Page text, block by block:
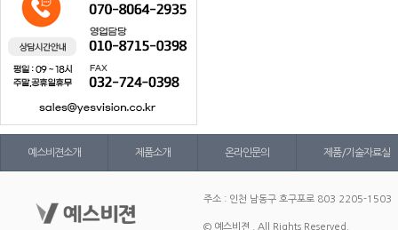
예스비젼소개 제품소개 온라인문의 제품/기술자료실
주소 : 인천 남동구 호구포로 803 2205-1503
© 예스비젼 . All Rights Reserved.